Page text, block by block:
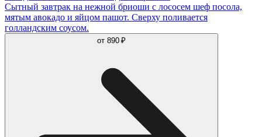
Сытный завтрак на нежной бриоши с лососем шеф посола,
мятым авокадо и яйцом пашот. Сверху поливается
голландским соусом.
от 890 ₽